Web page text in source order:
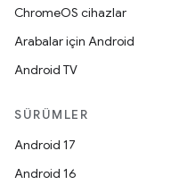
ChromeOS cihazlar
Arabalar için Android
Android TV
SÜRÜMLER
Android 17
Android 16